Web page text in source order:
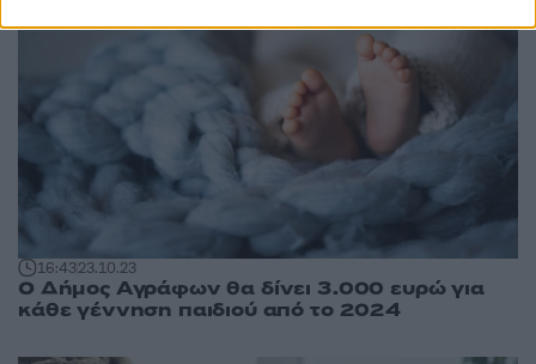
16:4323.10.23
Ο Δήμος Αγράφων θα δίνει 3.000 ευρώ για
κάθε γέννηση παιδιού από το 2024